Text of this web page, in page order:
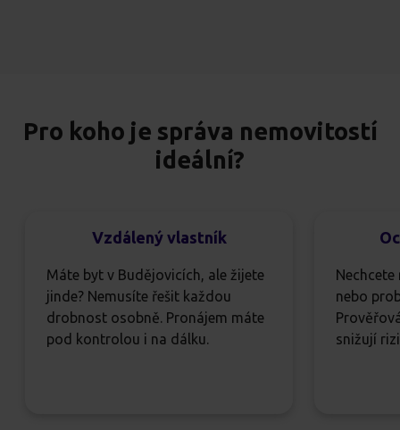
Pro koho je správa nemovitostí
ideální?
Vzdálený vlastník
Máte byt v Budějovicích, ale žijete
jinde? Nemusíte řešit každou
drobnost osobně. Pronájem máte
pod kontrolou i na dálku.
nebo
snižují